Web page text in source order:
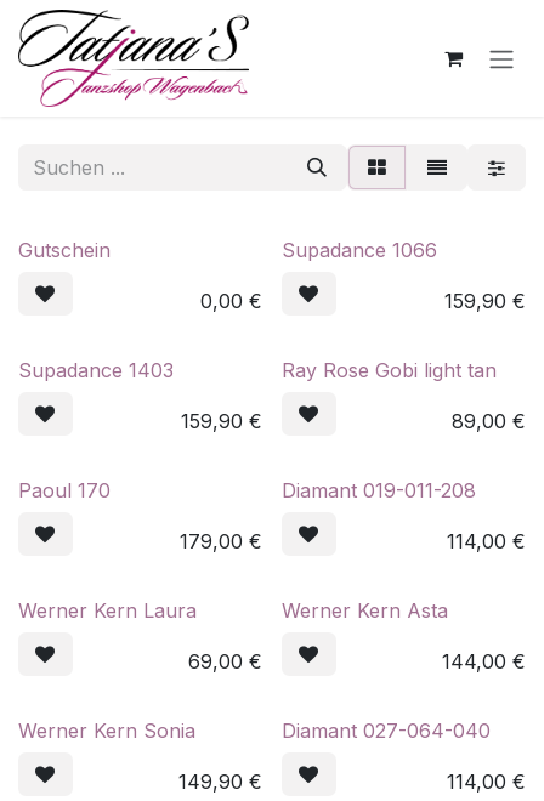
Zum Inhalt springen
Gutschein
0,00 €
Supadance 1066
159,90 €
Supadance 1403
159,90 €
Ray Rose Gobi light tan
89,00 €
Paoul 170
179,00 €
Diamant 019-011-208
114,00 €
Werner Kern Laura
69,00 €
Werner Kern Asta
144,00 €
Werner Kern Sonia
149,90 €
Diamant 027-064-040
114,00 €